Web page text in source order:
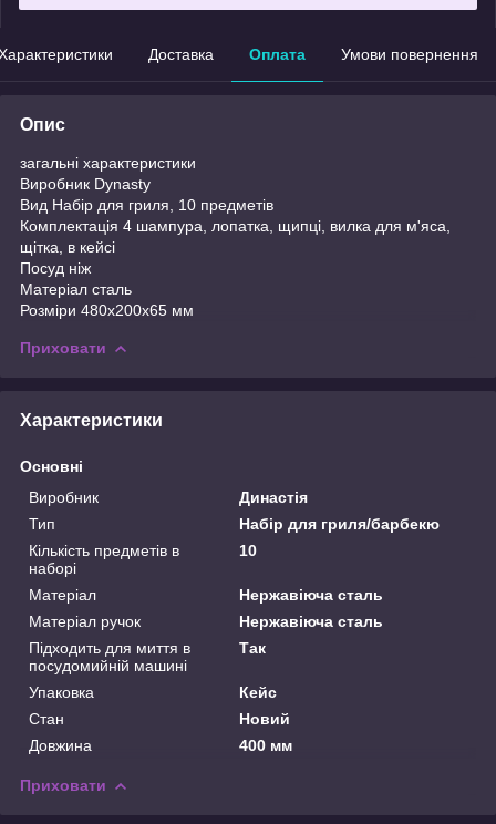
Доставка Оплата Умови повернення
Опис
загальні характеристики
Виробник Dynasty
Вид Набір для гриля, 10 предметів
Комплектація 4 шампура, лопатка, щипці, вилка для м'яса,
щітка, в кейсі
Посуд ніж
Матеріал сталь
Розміри 480x200x65 мм
Приховати
Характеристики
Основні
Виробник
Династія
Тип
Набір для гриля/барбекю
Кількість предметів в
наборі
10
Матеріал
Нержавіюча сталь
Матеріал ручок
Нержавіюча сталь
Підходить для миття в
посудомийній машині
Так
Упаковка
Кейс
Стан
Новий
Довжина
400 мм
Приховати